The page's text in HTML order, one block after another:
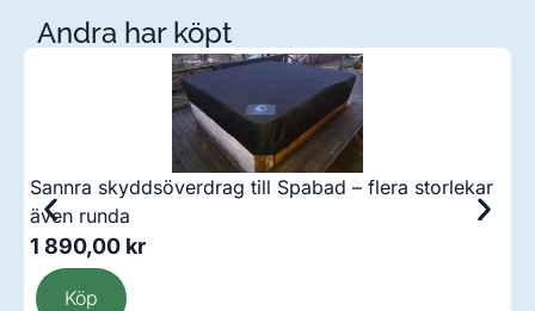
Andra har köpt
Sannra skyddsöverdrag till Spabad – flera storlekar
även runda
1 890,00 kr
Köp